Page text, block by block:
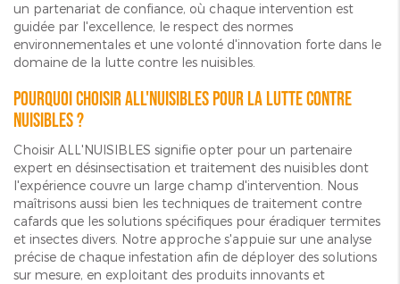
un partenariat de confiance, où chaque intervention est
guidée par l'excellence, le respect des normes
environnementales et une volonté d'innovation forte dans le
domaine de la lutte contre les nuisibles.
Pourquoi choisir ALL'NUISIBLES pour la lutte contre
nuisibles ?
Choisir ALL'NUISIBLES signifie opter pour un partenaire
expert en désinsectisation et traitement des nuisibles dont
l'expérience couvre un large champ d'intervention. Nous
maîtrisons aussi bien les techniques de traitement contre
cafards que les solutions spécifiques pour éradiquer termites
et insectes divers. Notre approche s'appuie sur une analyse
précise de chaque infestation afin de déployer des solutions
sur mesure, en exploitant des produits innovants et